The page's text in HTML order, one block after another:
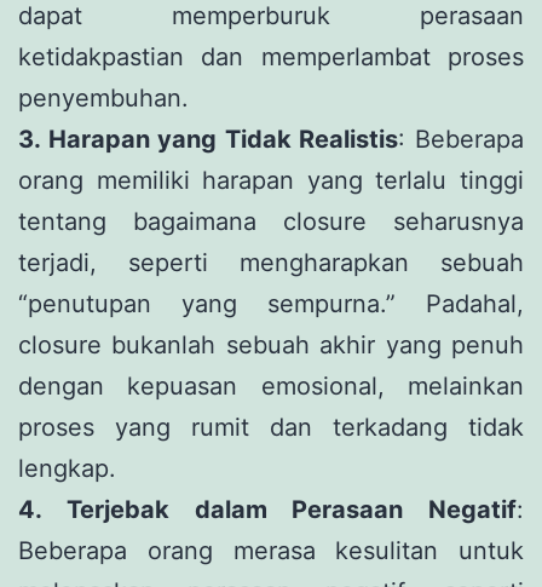
dapat memperburuk perasaan
ketidakpastian dan memperlambat proses
penyembuhan.
3. Harapan yang Tidak Realistis: Beberapa
orang memiliki harapan yang terlalu tinggi
tentang bagaimana closure seharusnya
terjadi, seperti mengharapkan sebuah
“penutupan yang sempurna.” Padahal,
closure bukanlah sebuah akhir yang penuh
dengan kepuasan emosional, melainkan
proses yang rumit dan terkadang tidak
lengkap.
4. Terjebak dalam Perasaan Negatif:
Beberapa orang merasa kesulitan untuk